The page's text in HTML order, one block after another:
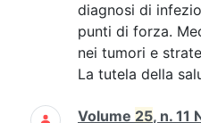
diagnosi di
punti di forza.
nei tumori e
La tutela della
Volume 25, n. 11